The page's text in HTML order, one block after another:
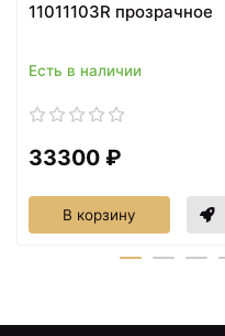
11011103R прозрачное
Есть в наличии
33300 ₽
В корзину